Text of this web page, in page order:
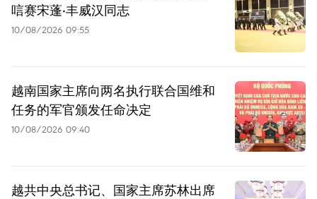
唁赛宋蓬·丰威汉同志
10/08/2026 09:55
越南国家主席向两名执行联合国维和
任务的军官颁发任命决定
10/08/2026 09:40
越共中央总书记、国家主席苏林出席